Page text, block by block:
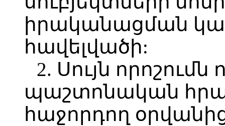
իրականացման
հավելվածի:
2. Սույն որոշումն
պաշտոնական
հաջորդող